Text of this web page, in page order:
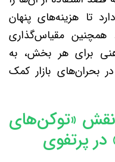
تا هزینه‌های پنهان
همچنین مقیاس‌گذاری
برای هر بخش، به
بحران‌های بازار کمک
«توکن‌های
در پرتفوی